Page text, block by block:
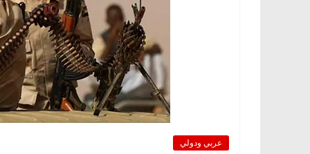
عربي ودولي